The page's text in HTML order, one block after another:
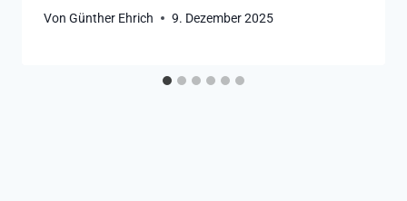
Von Günther Ehrich 9. Dezember 2025